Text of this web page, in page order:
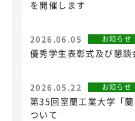
を開催します
2026.06.05 お知らせ
優秀学生表彰式及び懇談
2026.05.22 お知らせ
第35回室蘭工業大学「
ついて